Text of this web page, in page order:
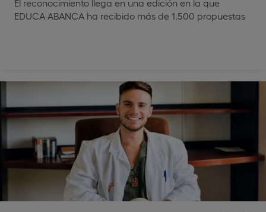
El reconocimiento llega en una edición en la que
EDUCA ABANCA ha recibido más de 1.500 propuestas